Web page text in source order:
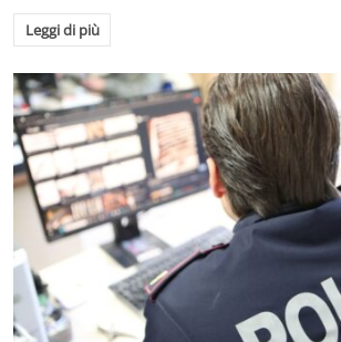
Leggi di più